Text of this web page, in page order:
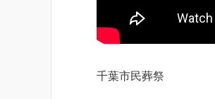
千葉市民葬祭